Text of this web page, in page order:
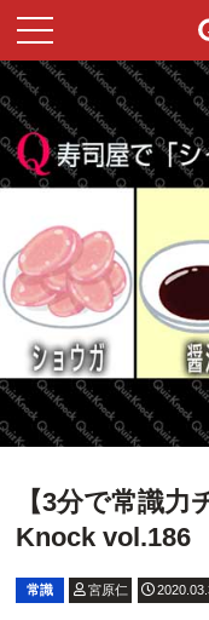
【3分で常識
Knock vol.186
常識 宮原仁